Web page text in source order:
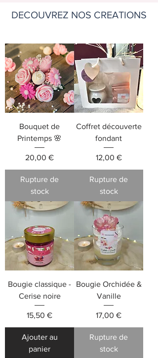
DECOUVREZ NOS CREATIONS
Bouquet de
Printemps 🌸
Prix
20,00 €
Rupture de
stock
Coffret découverte
fondant
Prix
12,00 €
Rupture de
stock
Bougie classique -
Cerise noire
Prix
15,50 €
Ajouter au
panier
Bougie Orchidée &
Vanille
Prix
17,00 €
Rupture de
stock